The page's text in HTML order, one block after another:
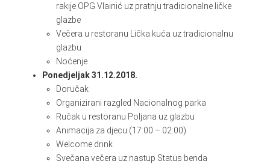
rakije OPG Vlainić uz pratnju tradicionalne ličke
glazbe
Večera u restoranu Lička kuća uz tradicionalnu
glazbu
Noćenje
Ponedjeljak 31.12.2018.
Doručak
Organizirani razgled Nacionalnog parka
Ručak u restoranu Poljana uz glazbu
Animacija za djecu (17:00 – 02:00)
Welcome drink
Svečana večera uz nastup Status benda